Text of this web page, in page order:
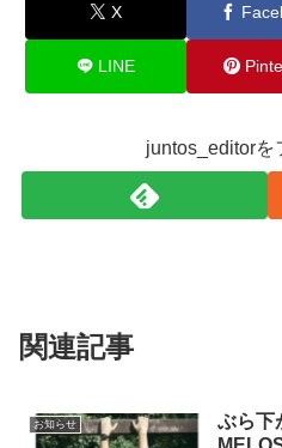
X
LINE
juntos_editorを
関連記事
お知らせ
ぶら下